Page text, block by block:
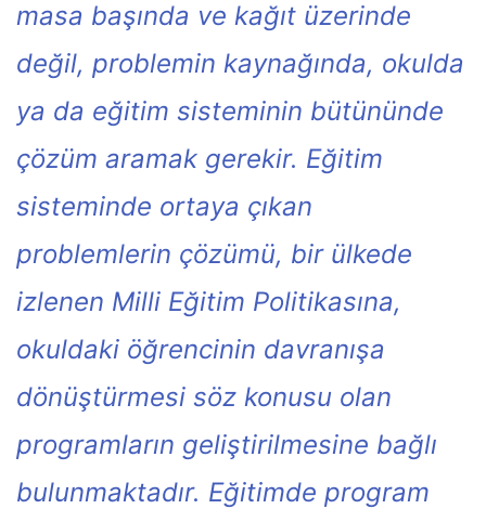
masa başında ve kağıt üzerinde
değil, problemin kaynağında, okulda
ya da eğitim sisteminin bütününde
çözüm aramak gerekir. Eğitim
sisteminde ortaya çıkan
problemlerin çözümü, bir ülkede
izlenen Milli Eğitim Politikasına,
okuldaki öğrencinin davranışa
dönüştürmesi söz konusu olan
programların geliştirilmesine bağlı
bulunmaktadır. Eğitimde program